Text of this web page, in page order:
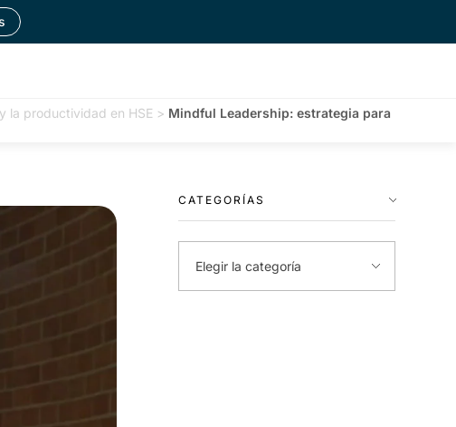
la productividad en HSE > Mindful Leadership: estrategia para
CATEGORÍAS